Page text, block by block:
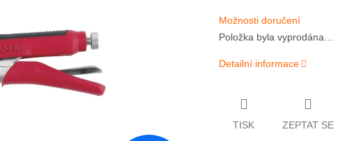
Možnosti doručení
Položka byla vyprodána…
Detailní informace
TISK ZEPTAT SE